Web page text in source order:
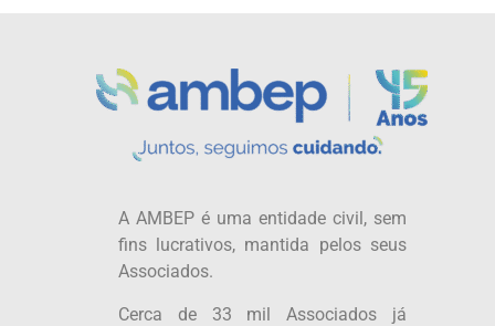
A AMBEP é uma entidade civil, sem
fins lucrativos, mantida pelos seus
Associados.
Cerca de 33 mil Associados já